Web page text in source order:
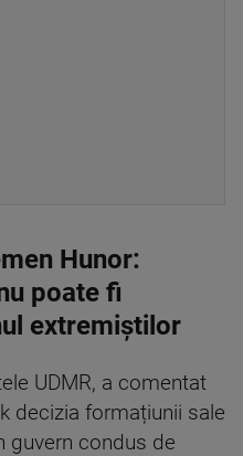
Hunor:
poate fi
extremiștilor
UDMR, a comentat
decizia formațiunii sale
guvern condus de